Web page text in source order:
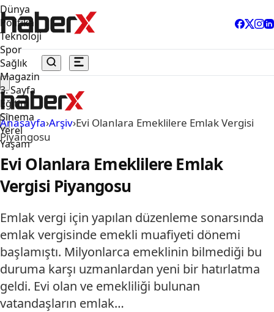
Dünya
Politika
Teknoloji
Spor
Sağlık
Magazin
3. Sayfa
Eğitim
Sinema
Yerel
Yaşam
Anasayfa›Arşiv›Evi Olanlara Emeklilere Emlak Vergisi
Piyangosu
Evi Olanlara Emeklilere Emlak
Vergisi Piyangosu
Emlak vergi için yapılan düzenleme sonarsında
emlak vergisinde emekli muafiyeti dönemi
başlamıştı. Milyonlarca emeklinin bilmediği bu
duruma karşı uzmanlardan yeni bir hatırlatma
geldi. Evi olan ve emekliliği bulunan
vatandaşların emlak…